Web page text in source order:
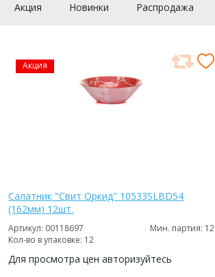
Акция Новинки Распродажа
Акция
Салатник "Свит Оркид" 10533SLBD54
(162мм) 12шт.
Артикул: 00118697
Мин. партия: 12
Кол-во в упаковке: 12
Для просмотра цен авторизуйтесь